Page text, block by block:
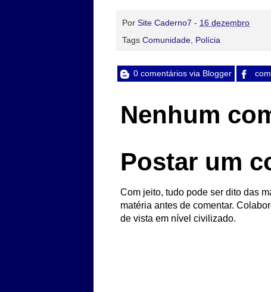
Por Site Caderno7 - 16 dezembro
Tags Comunidade, Polícia
0 comentários via Blogger
Nenhum
Postar um
Com jeito, tudo pode ser dito das
matéria antes de comentar.
de vista em nível civilizado.